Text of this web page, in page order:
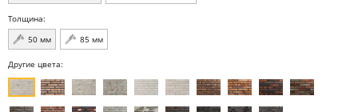
Толщина:
50 мм
85 мм
Другие цвета: